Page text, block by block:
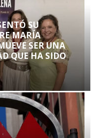
SU
MARÍA
SER UNA
QUE HA SIDO